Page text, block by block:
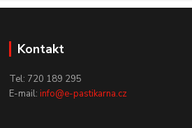
Kontakt
Tel: 720 189 295
E-mail:info@e-pastikarna.cz